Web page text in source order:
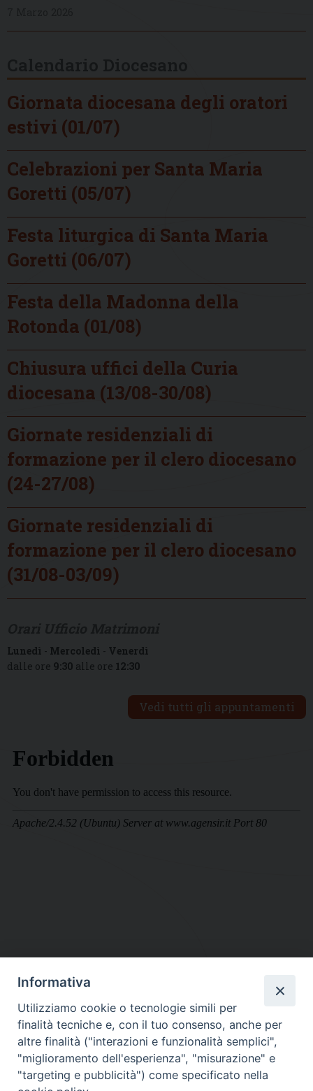
Giornata diocesana degli oratori
estivi (01/07)
Celebrazioni per Santa Maria
Goretti (05/07)
Festa liturgica di Santa Maria
Goretti (06/07)
Festa della Madonna della
Rotonda (01/08)
Chiusura uffici della Curia
diocesana (13/08-30/08)
Giornate residenziali di
formazione per il clero diocesano
(24-27/08)
Giornate residenziali di
formazione per il clero diocesano
(31/08-03/09)
Lunedì - Mercoledì - Venerdì
dalle ore 9:30 alle ore 12:30
Vedi tutti gli appuntamenti
DIOCESI SUBURBICARIA DI ALBANO
Contatti:Tel.: 06.93268401 - Fax.: 06.9323844
E-mail:curia@diocesidialbano.it
Orari: dal Lunedì al Venerdì Ore: 9:00 - 13:00
Informativa
Utilizziamo cookie o tecnologie simili per
finalità tecniche e, con il tuo consenso, anche per
altre finalità ("interazioni e funzionalità semplici",
"miglioramento dell'esperienza", "misurazione" e
"targeting e pubblicità") come specificato nella